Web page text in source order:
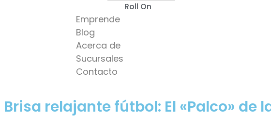
Roll On
Emprende
Blog
Acerca de
Sucursales
Contacto
Brisa relajante fútbol: El «Palco»